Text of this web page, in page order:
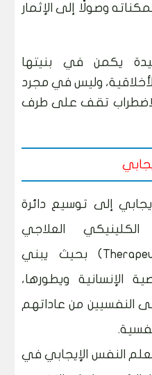
وصولًا إلى الإثمار
يكمن في بنيتها
وليس في مجرد
للاضطراب تقف على طرف
إلى توسيع دائرة
العلاجي
(Therapeutic Clinical Psychology) بحيث يبني
الإنسانية ويطورها،
النفسيين من عاداتهم
النفس الإيجابي في